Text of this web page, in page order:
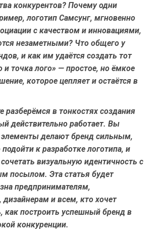
конкурентов? Почему одни
логотип Самсунг, мгновенно
с качеством и инновациями,
незаметными? Что общего у
и как им удаётся создать тот
и точка лого» — простое, но ёмкое
которое цепляет и остаётся в
разберёмся в тонкостях создания
действительно работает. Вы
элементы делают бренд сильным,
к разработке логотипа, и
визуальную идентичность с
посылом. Эта статья будет
предпринимателям,
дизайнерам и всем, кто хочет
как построить успешный бренд в
конкуренции.